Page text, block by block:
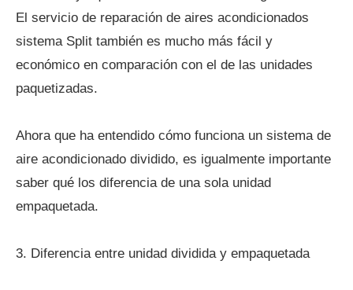
El servicio de reparación de aires acondicionados
sistema Split también es mucho más fácil y
económico en comparación con el de las unidades
paquetizadas.
Ahora que ha entendido cómo funciona un sistema de
aire acondicionado dividido, es igualmente importante
saber qué los diferencia de una sola unidad
empaquetada.
3. Diferencia entre unidad dividida y empaquetada